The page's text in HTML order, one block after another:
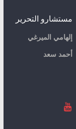
مستشارو التحرير
إلهامي الميرغي
أحمد سعد